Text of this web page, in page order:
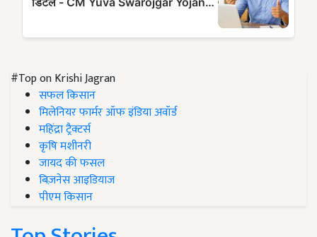
#Top on Krishi Jagran
सफल किसान
मिलेनियर फार्मर ऑफ इंडिया अवॉर्ड
महिंद्रा ट्रैक्टर्स
कृषि मशीनरी
जायद की फसल
बिज़नेस आइडियाज
पीएम किसान